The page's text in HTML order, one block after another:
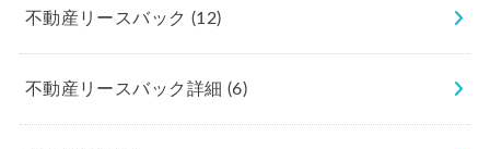
不動産リースバック (12)
不動産リースバック詳細 (6)